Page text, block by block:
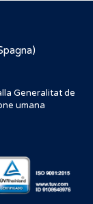
Generalitat de
umana